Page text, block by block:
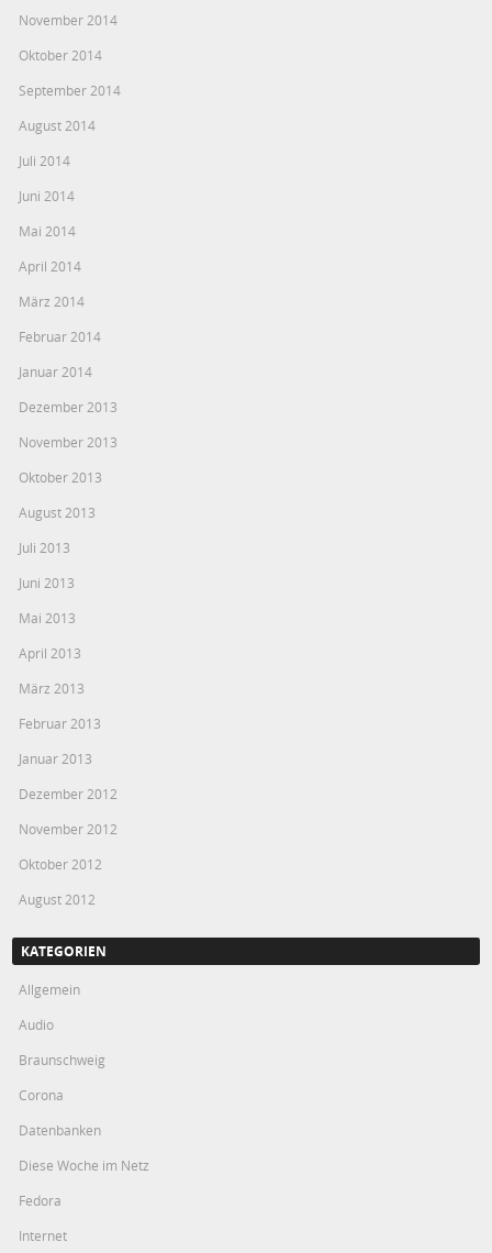
November 2014
Oktober 2014
September 2014
August 2014
Juli 2014
Juni 2014
Mai 2014
April 2014
März 2014
Februar 2014
Januar 2014
Dezember 2013
November 2013
Oktober 2013
August 2013
Juli 2013
Juni 2013
Mai 2013
April 2013
März 2013
Februar 2013
Januar 2013
Dezember 2012
November 2012
Oktober 2012
August 2012
KATEGORIEN
Allgemein
Audio
Braunschweig
Corona
Datenbanken
Diese Woche im Netz
Fedora
Internet